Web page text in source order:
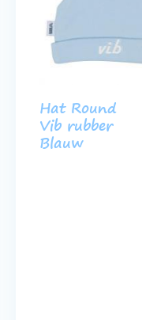
Hat Round
Vib rubber
Blauw